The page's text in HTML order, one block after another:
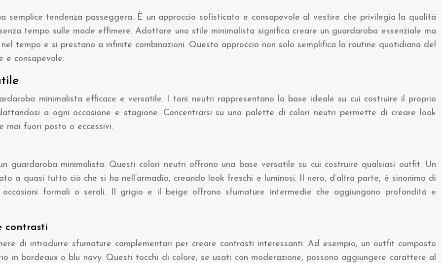
semplice tendenza passeggera. È un approccio sofisticato e consapevole al vestire che privilegia la qualità
tempo sulle mode effimere. Adottare uno stile minimalista significa creare un guardaroba essenziale ma
tempo e si prestano a infinite combinazioni. Questo approccio non solo semplifica la routine quotidiana del
e consapevole.
minimalista efficace e versatile. I toni neutri rappresentano la base ideale su cui costruire il proprio
a ogni occasione e stagione. Concentrarsi su una palette di colori neutri permette di creare look
mai fuori posto o eccessivi.
minimalista. Questi colori neutri offrono una base versatile su cui costruire qualsiasi outfit. Un
a quasi tutto ciò che si ha nell’armadio, creando look freschi e luminosi. Il nero, d’altra parte, è sinonimo di
formali o serali. Il grigio e il beige offrono sfumature intermedie che aggiungono profondità e
contrasti
di introdurre sfumature complementari per creare contrasti interessanti. Ad esempio, un outfit composto
in bordeaux o blu navy. Questi tocchi di colore, se usati con moderazione, possono aggiungere carattere al